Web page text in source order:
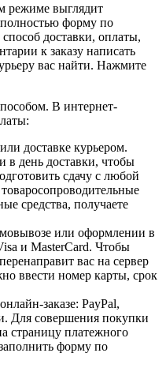
режиме выглядит
форму по
доставки, оплаты,
к заказу написать
вас найти. Нажмите
В интернет-
доставке курьером.
в день доставки, чтобы
сдачу с любой
средства, получаете
или оформлении в
и MasterCard. Чтобы
вас на сервер
ввести номер карты, срок
заказе: PayPal,
Для совершения покупки
страницу платежного
форму по